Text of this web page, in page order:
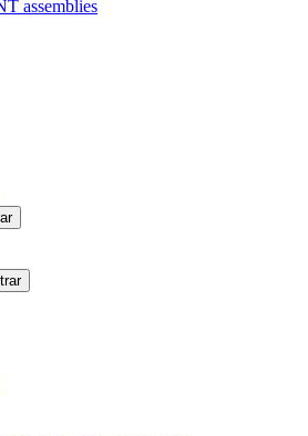
assemblies